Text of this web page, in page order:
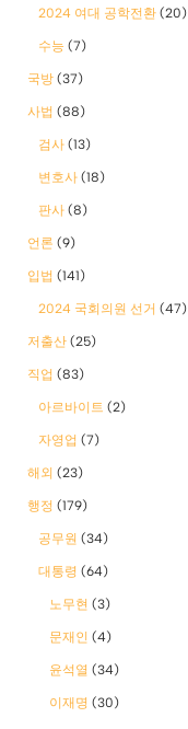
2024 여대 공학전환 (20)
수능 (7)
국방 (37)
사법 (88)
검사 (13)
변호사 (18)
판사 (8)
언론 (9)
입법 (141)
2024 국회의원 선거 (47)
저출산 (25)
직업 (83)
아르바이트 (2)
자영업 (7)
해외 (23)
행정 (179)
공무원 (34)
대통령 (64)
노무현 (3)
문재인 (4)
윤석열 (34)
이재명 (30)